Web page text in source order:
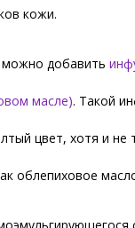
кожи.
добавить
масле). Такой
цвет, хотя и не
облепиховое